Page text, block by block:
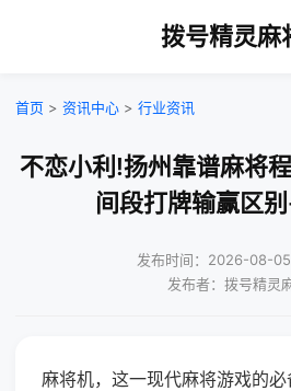
拨号精灵麻
首页 > 资讯中心 > 行业资讯
不恋小利!扬州靠谱麻将
间段打牌输赢区
发布时间：2026-08-05
发布者：拨号精灵
麻将机，这一现代麻将游戏的